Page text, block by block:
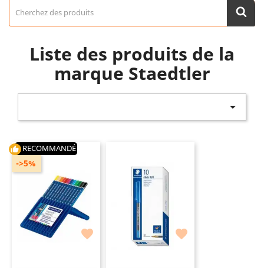
Liste des produits de la
marque Staedtler


thumb_up RECOMMANDÉ
->5%
